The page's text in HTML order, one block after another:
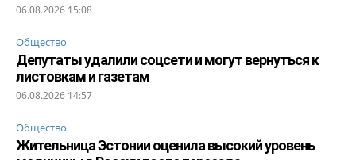
06.08.2026 15:08
Общество
Депутаты удалили соцсети и могут вернуться к
листовкам и газетам
06.08.2026 14:57
Общество
Жительница Эстонии оценила высокий уровень